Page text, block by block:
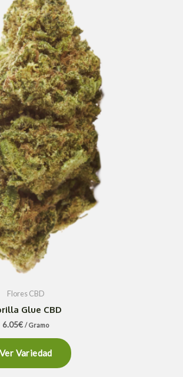
Flores CBD
Glue CBD
6.05€ / Gramo
Ver Variedad